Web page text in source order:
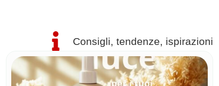
Consigli, tendenze, ispirazioni